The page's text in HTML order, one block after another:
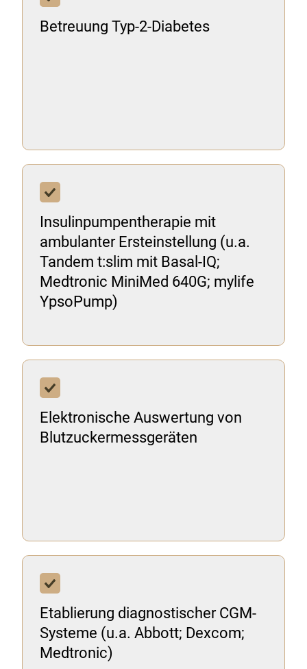
Betreuung Typ-2-Diabetes
Insulinpumpentherapie mit
ambulanter Ersteinstellung (u.a.
Tandem t:slim mit Basal-IQ;
Medtronic MiniMed 640G; mylife
YpsoPump)
Elektronische Auswertung von
Blutzuckermessgeräten
Etablierung diagnostischer CGM-
Systeme (u.a. Abbott; Dexcom;
Medtronic)